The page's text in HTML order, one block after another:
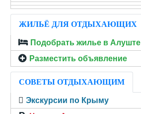
ЖИЛЬЁ ДЛЯ ОТДЫХАЮЩИХ
Подобрать жилье в Алуште
Разместить объявление
СОВЕТЫ ОТДЫХАЮЩИМ
Экскурсии по Крыму